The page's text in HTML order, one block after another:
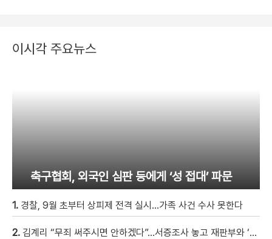
이시각 주요뉴스
축구협회, 외국인 심판 등에게 ‘성 접대’ 파문
1. 경찰, 9월 초부터 상피제 전격 실시…가족 사건 수사 못한다
2. 김계리 “무죄 써주시면 안하겠다”…서증조사 놓고 재판부와 ‘신경전’ [현장영상]